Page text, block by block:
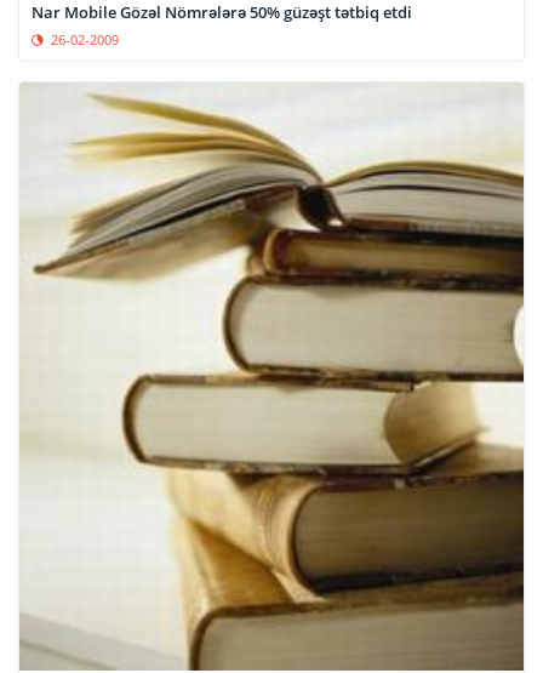
Nar Mobile Gözəl Nömrələrə 50% güzəşt tətbiq etdi
26-02-2009